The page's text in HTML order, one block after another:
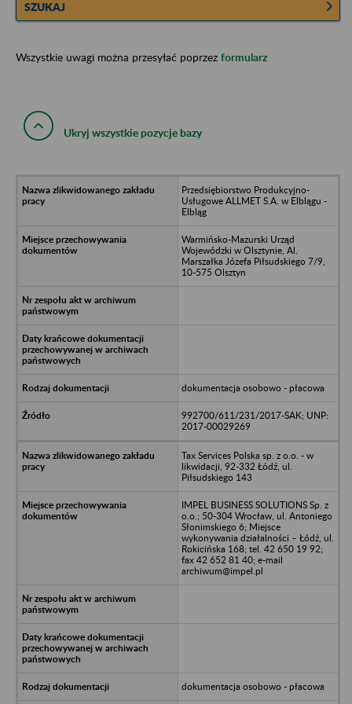
SZUKAJ
Wszystkie uwagi można przesyłać poprzez formularz
Ukryj wszystkie pozycje bazy
Przedsiębiorstwo Produkcyjno-
Usługowe ALLMET S.A. w Elblągu -
Elbląg
Warmińsko-Mazurski Urząd
Wojewódzki w Olsztynie, Al.
Marszałka Józefa Piłsudskiego 7/9,
10-575 Olsztyn
dokumentacja osobowo - płacowa
992700/611/231/2017-SAK; UNP:
2017-00029269
Tax Services Polska sp. z o.o. - w
likwidacji, 92-332 Łódź, ul.
Piłsudskiego 143
IMPEL BUSINESS SOLUTIONS Sp. z
o.o.; 50-304 Wrocław, ul. Antoniego
Słonimskiego 6; Miejsce
wykonywania działalności – Łódź, ul.
Rokicińska 168; tel. 42 650 19 92;
fax 42 652 81 40; e-mail
archiwum@impel.pl
dokumentacja osobowo - płacowa